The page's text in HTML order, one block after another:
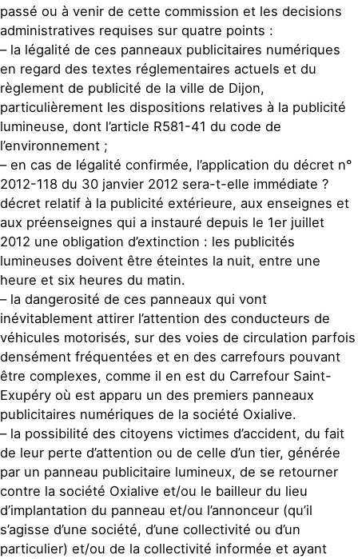
passé ou à venir de cette commission et les decisions
administratives requises sur quatre points :
– la légalité de ces panneaux publicitaires numériques
en regard des textes réglementaires actuels et du
règlement de publicité de la ville de Dijon,
particulièrement les dispositions relatives à la publicité
lumineuse, dont l’article R581-41 du code de
l’environnement ;
– en cas de légalité confirmée, l’application du décret n°
2012-118 du 30 janvier 2012 sera-t-elle immédiate ?
décret relatif à la publicité extérieure, aux enseignes et
aux préenseignes qui a instauré depuis le 1er juillet
2012 une obligation d’extinction : les publicités
lumineuses doivent être éteintes la nuit, entre une
heure et six heures du matin.
– la dangerosité de ces panneaux qui vont
inévitablement attirer l’attention des conducteurs de
véhicules motorisés, sur des voies de circulation parfois
densément fréquentées et en des carrefours pouvant
être complexes, comme il en est du Carrefour Saint-
Exupéry où est apparu un des premiers panneaux
publicitaires numériques de la société Oxialive.
– la possibilité des citoyens victimes d’accident, du fait
de leur perte d’attention ou de celle d’un tier, générée
par un panneau publicitaire lumineux, de se retourner
contre la société Oxialive et/ou le bailleur du lieu
d’implantation du panneau et/ou l’annonceur (qu’il
s’agisse d’une société, d’une collectivité ou d’un
particulier) et/ou de la collectivité informée et ayant